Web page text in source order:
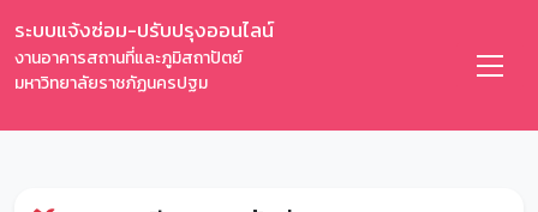
ระบบแจ้งซ่อม-ปรับปรุงออนไลน์
งานอาคารสถานที่และภูมิสถาปัตย์
มหาวิทยาลัยราชภัฏนครปฐม